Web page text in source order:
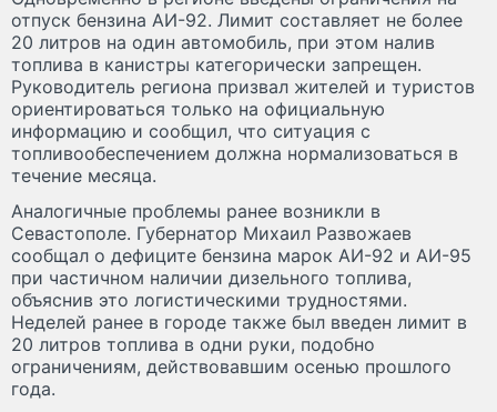
отпуск бензина АИ-92. Лимит составляет не более
20 литров на один автомобиль, при этом налив
топлива в канистры категорически запрещен.
Руководитель региона призвал жителей и туристов
ориентироваться только на официальную
информацию и сообщил, что ситуация с
топливообеспечением должна нормализоваться в
течение месяца.
Аналогичные проблемы ранее возникли в
Севастополе. Губернатор Михаил Развожаев
сообщал о дефиците бензина марок АИ-92 и АИ-95
при частичном наличии дизельного топлива,
объяснив это логистическими трудностями.
Неделей ранее в городе также был введен лимит в
20 литров топлива в одни руки, подобно
ограничениям, действовавшим осенью прошлого
года.